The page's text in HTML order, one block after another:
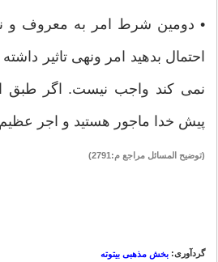
• دومین شرط امر به معروف و
احتمال بدهید امر ونهی تاثیر
نمی کند واجب نیست. اگر طبق
پیش خدا ماجور هستید و اجر عظیم
(توضیح المسائل مراجع م:2791)
گردآوری: بخش مذهبی بیتوته